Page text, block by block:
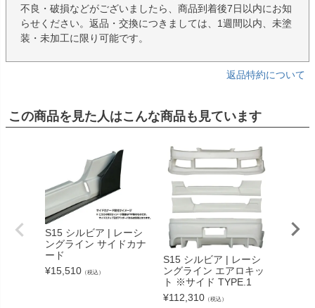
不良・破損などがございましたら、商品到着後7日以内にお知
らせください。返品・交換につきましては、1週間以内、未塗
装・未加工に限り可能です。
返品特約について
この商品を見た人はこんな商品も見ています
S15 シルビア | レーシ
ングライン サイドカナ
ード
¥15,510 （税込）
S15 シルビア | レーシ
ングライン エアロキッ
ト ※サイド TYPE.1
¥112,310 （税込）